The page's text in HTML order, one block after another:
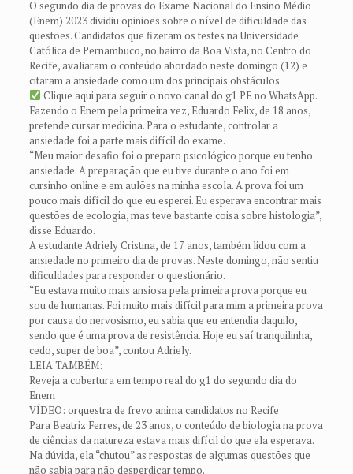
O segundo dia de provas do Exame Nacional do Ensino Médio
(Enem) 2023 dividiu opiniões sobre o nível de dificuldade das
questões. Candidatos que fizeram os testes na Universidade
Católica de Pernambuco, no bairro da Boa Vista, no Centro do
Recife, avaliaram o conteúdo abordado neste domingo (12) e
citaram a ansiedade como um dos principais obstáculos.
Clique aqui para seguir o novo canal do g1 PE no WhatsApp.
Fazendo o Enem pela primeira vez, Eduardo Felix, de 18 anos,
pretende cursar medicina. Para o estudante, controlar a
ansiedade foi a parte mais difícil do exame.
“Meu maior desafio foi o preparo psicológico porque eu tenho
ansiedade. A preparação que eu tive durante o ano foi em
cursinho online e em aulões na minha escola. A prova foi um
pouco mais difícil do que eu esperei. Eu esperava encontrar mais
questões de ecologia, mas teve bastante coisa sobre histologia”,
disse Eduardo.
A estudante Adriely Cristina, de 17 anos, também lidou com a
ansiedade no primeiro dia de provas. Neste domingo, não sentiu
dificuldades para responder o questionário.
“Eu estava muito mais ansiosa pela primeira prova porque eu
sou de humanas. Foi muito mais difícil para mim a primeira prova
por causa do nervosismo, eu sabia que eu entendia daquilo,
sendo que é uma prova de resistência. Hoje eu saí tranquilinha,
cedo, super de boa”, contou Adriely.
LEIA TAMBÉM:
Reveja a cobertura em tempo real do g1 do segundo dia do
Enem
VÍDEO: orquestra de frevo anima candidatos no Recife
Para Beatriz Ferres, de 23 anos, o conteúdo de biologia na prova
de ciências da natureza estava mais difícil do que ela esperava.
Na dúvida, ela “chutou” as respostas de algumas questões que
não sabia para não desperdiçar tempo.